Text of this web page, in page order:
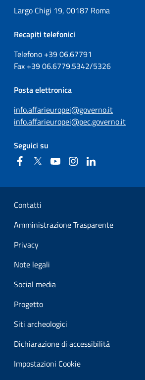
Largo Chigi 19, 00187 Roma
Recapiti telefonici
Telefono +3906.67791
Fax +3906.6779.5342/5326
Posta elettronica
info.affarieuropei@governo.it
info.affarieuropei@pec.governo.it
Seguici su
FacebookTwitter YouTubeInstagram
Sezione Link Utili
Contatti
Amministrazione Trasparente
Privacy
Note legali
Social media
Progetto
Siti archeologici
Dichiarazione di accessibilità
Impostazioni Cookie